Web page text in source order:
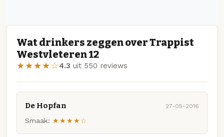
Wat drinkers zeggen over Trappist
Westvleteren 12
★★★★☆4.3 uit 550 reviews
De Hopfan 27-05-2016
Smaak: ★★★★☆